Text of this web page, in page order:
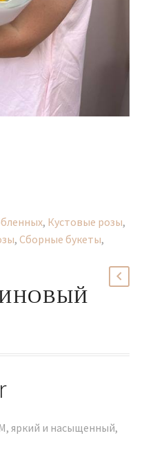
, Кустовые розы,
, Сборные букеты,
Текущая
99,00Br.
яркий и насыщенный,